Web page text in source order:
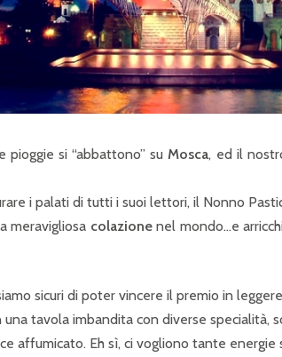
pioggie si “abbattono” suMosca, ed il
i palati di tutti i suoi lettori, il Nonno
meravigliosa colazionenel mondo…e
sicuri di poter vincere il premio in
una tavola imbandita con diverse specialità,
affumicato. Eh sì, ci vogliono tante